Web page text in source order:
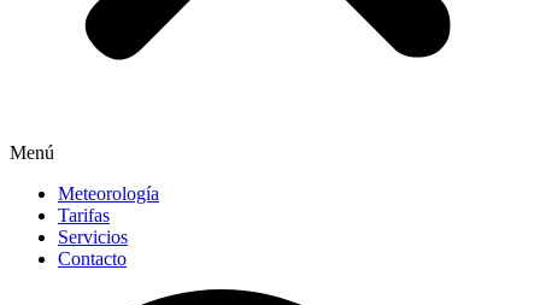
Menú
Meteorología
Tarifas
Servicios
Contacto